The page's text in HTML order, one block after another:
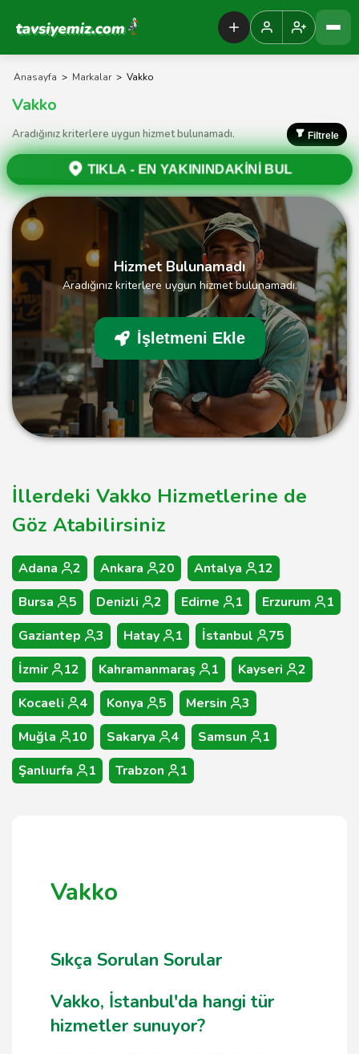
Tavsiyemiz Anasayfa
Anasayfa > Markalar > Vakko
Vakko
Aradığınız kriterlere uygun hizmet bulunamadı. Filtrele
TIKLA - EN YAKININDAKİNİ BUL
Hizmet Bulunamadı
Aradığınız kriterlere uygun hizmet bulunamadı.
İşletmeni Ekle
İllerdeki Vakko Hizmetlerine de
Göz Atabilirsiniz
Adana 2 Ankara 20 Antalya
12
Bursa
5 Denizli 2 Edirne 1 Erzurum
1
Gaziantep
3 Hatay 1 İstanbul
75
İzmir
12 Kahramanmaraş 1 Kayseri
2
Kocaeli
4 Konya 5 Mersin
3
Muğla
10 Sakarya 4 Samsun
1
Şanlıurfa
1 Trabzon 1
Vakko
Sıkça Sorulan Sorular
Vakko, İstanbul'da hangi tür
hizmetler sunuyor?